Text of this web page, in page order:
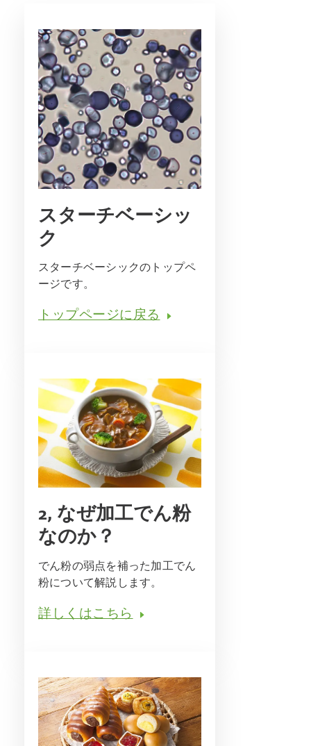
スターチベーシッ
ク
スターチベーシックのトップペ
ージです。
トップページに戻る
2, なぜ加工でん粉
なのか？
でん粉の弱点を補った加工でん
粉について解説します。
詳しくはこちら